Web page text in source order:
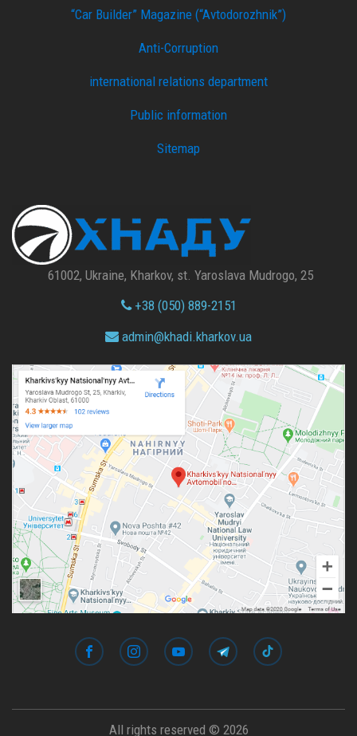
“Car Builder” Magazine (“Avtodorozhnik”)
Anti-Corruption
international relations department
Public information
Sitemap
61002, Ukraine, Kharkov, st. Yaroslava Mudrogo, 25
+38 (050) 889-2151
admin@khadi.kharkov.ua
All rights reserved © 2026